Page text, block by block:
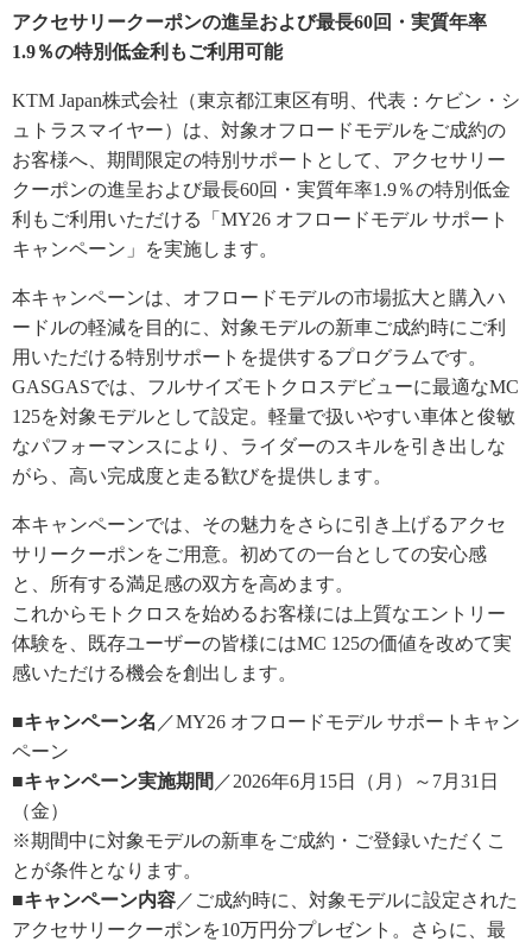
アクセサリークーポンの進呈および最長60回・実質年率
1.9％の特別低金利もご利用可能
KTM Japan株式会社（東京都江東区有明、代表：ケビン・シ
ュトラスマイヤー）は、対象オフロードモデルをご成約の
お客様へ、期間限定の特別サポートとして、アクセサリー
クーポンの進呈および最長60回・実質年率1.9％の特別低金
利もご利用いただける「MY26 オフロードモデル サポート
キャンペーン」を実施します。
本キャンペーンは、オフロードモデルの市場拡大と購入ハ
ードルの軽減を目的に、対象モデルの新車ご成約時にご利
用いただける特別サポートを提供するプログラムです。
GASGASでは、フルサイズモトクロスデビューに最適なMC
125を対象モデルとして設定。軽量で扱いやすい車体と俊敏
なパフォーマンスにより、ライダーのスキルを引き出しな
がら、高い完成度と走る歓びを提供します。
本キャンペーンでは、その魅力をさらに引き上げるアクセ
サリークーポンをご用意。初めての一台としての安心感
と、所有する満足感の双方を高めます。
これからモトクロスを始めるお客様には上質なエントリー
体験を、既存ユーザーの皆様にはMC 125の価値を改めて実
感いただける機会を創出します。
■キャンペーン名 ／MY26 オフロードモデル サポートキャン
ペーン
■キャンペーン実施期間 ／2026年6月15日（月）～7月31日
（金）
※期間中に対象モデルの新車をご成約・ご登録いただくこ
とが条件となります。
■キャンペーン内容 ／ご成約時に、対象モデルに設定された
アクセサリークーポンを10万円分プレゼント。さらに、最